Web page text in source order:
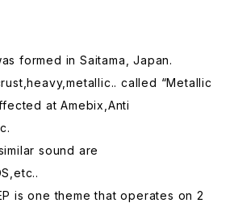
formed in Saitama, Japan.
called “Metallic
at Amebix,Anti
sound are
is one theme that operates on 2